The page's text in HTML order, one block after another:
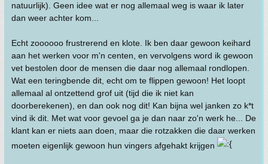
natuurlijk). Geen idee wat er nog allemaal weg is waar ik later
dan weer achter kom...
Echt zoooooo frustrerend en klote. Ik ben daar gewoon keihard
aan het werken voor m'n centen, en vervolgens word ik gewoon
vet bestolen door de mensen die daar nog allemaal rondlopen.
Wat een teringbende dit, echt om te flippen gewoon! Het loopt
allemaal al ontzettend grof uit (tijd die ik niet kan
doorberekenen), en dan ook nog dit! Kan bijna wel janken zo k*t
vind ik dit. Met wat voor gevoel ga je dan naar zo'n werk he... De
klant kan er niets aan doen, maar die rotzakken die daar werken
moeten eigenlijk gewoon hun vingers afgehakt krijgen